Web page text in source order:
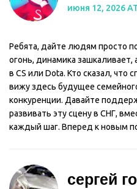
июня 12, 2026
Ребята, дайте людям просто
огонь, динамика зашкаливает,
в CS или Dota. Кто сказал,
вижу здесь будущее
конкуренции. Давайте
развивать эту сцену в СНГ,
каждый шаг. Вперед к новым
сергей